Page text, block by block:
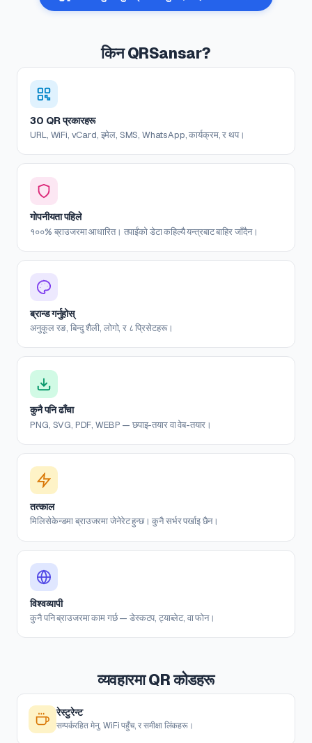
किन QRSansar?
30 QR प्रकारहरू
URL, WiFi, vCard, इमेल, SMS, WhatsApp, कार्यक्रम, र थप।
गोपनीयता पहिले
१००% ब्राउजरमा आधारित। तपाईंको डेटा कहिल्यै यन्त्रबाट बाहिर जाँदैन।
ब्रान्ड गर्नुहोस्
अनुकूल रङ, बिन्दु शैली, लोगो, र ८ प्रिसेटहरू।
कुनै पनि ढाँचा
PNG, SVG, PDF, WEBP — छपाइ-तयार वा वेब-तयार।
तत्काल
मिलिसेकेन्डमा ब्राउजरमा जेनेरेट हुन्छ। कुनै सर्भर पर्खाइ छैन।
विश्वव्यापी
कुनै पनि ब्राउजरमा काम गर्छ — डेस्कटप, ट्याब्लेट, वा फोन।
व्यवहारमा QR कोडहरू
रेस्टुरेन्ट
सम्पर्करहित मेनु, WiFi पहुँच, र समीक्षा लिंकहरू।